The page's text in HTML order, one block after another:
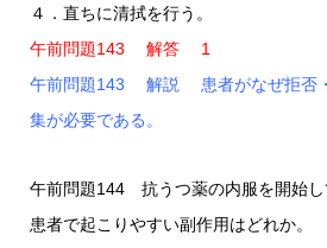
４．直ちに清拭を行う。
午前問題143 解答 1
午前問題143 解説 患者がなぜ拒否・
集が必要である。
午前問題144 抗うつ薬の内服を開始し
患者で起こりやすい副作用はどれか。